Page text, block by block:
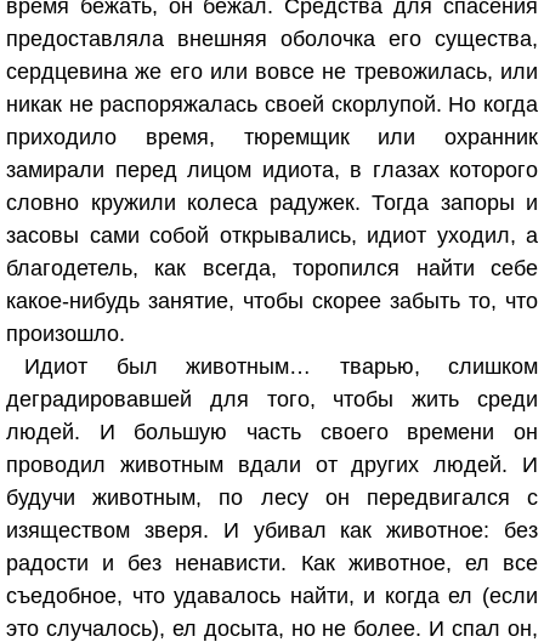
время бежать, он бежал. Средства для спасения
предоставляла внешняя оболочка его существа,
сердцевина же его или вовсе не тревожилась, или
никак не распоряжалась своей скорлупой. Но когда
приходило время, тюремщик или охранник
замирали перед лицом идиота, в глазах которого
словно кружили колеса радужек. Тогда запоры и
засовы сами собой открывались, идиот уходил, а
благодетель, как всегда, торопился найти себе
какое-нибудь занятие, чтобы скорее забыть то, что
произошло.
Идиот был животным… тварью, слишком
деградировавшей для того, чтобы жить среди
людей. И большую часть своего времени он
проводил животным вдали от других людей. И
будучи животным, по лесу он передвигался с
изяществом зверя. И убивал как животное: без
радости и без ненависти. Как животное, ел все
съедобное, что удавалось найти, и когда ел (если
это случалось), ел досыта, но не более. И спал он,